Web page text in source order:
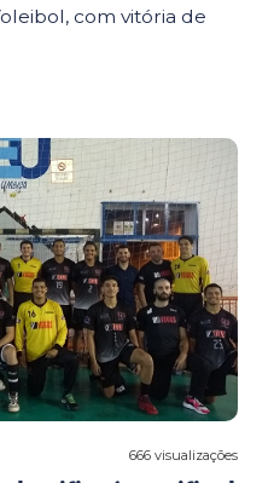
com vitória de
666 visualizações